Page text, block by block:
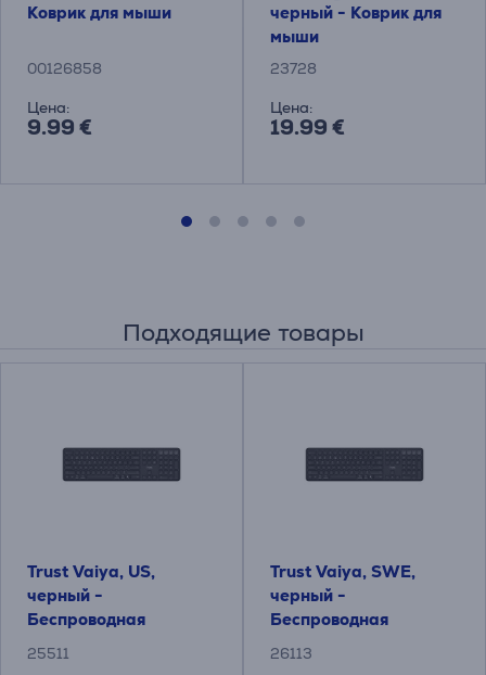
Коврик для мыши
00126858
Цена:
9.99 €
черный - Коврик для
мыши
23728
Цена:
19.99 €
Подходящие товары
Trust Vaiya, US,
черный -
Беспроводная
клавиатура
25511
Trust Vaiya, SWE,
черный -
Беспроводная
клавиатура
26113